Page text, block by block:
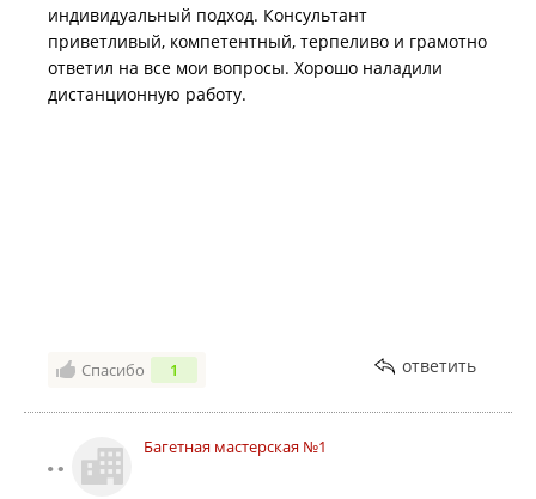
индивидуальный подход. Консультант
приветливый, компетентный, терпеливо и грамотно
ответил на все мои вопросы. Хорошо наладили
дистанционную работу.
Спасибо 1 ответить
Багетная мастерская №1